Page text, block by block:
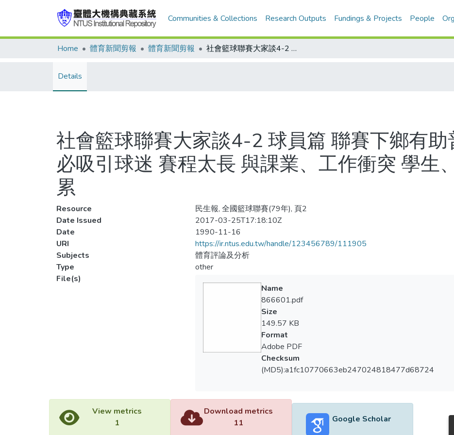
Communities & Collections Research Outputs Fundings & Projects People
Home 體育新聞剪報 體育新聞剪報 社會籃球聯賽大家談4-2 球員篇 聯賽下鄉有助普及籃球運動 未必吸引球迷 賽程太長 與課業、工作衝突 學生、上班族球員都喊累
Details
社會籃球聯賽大家談4-2 球員篇 聯賽下鄉有
必吸引球迷 賽程太長 與課業、工作衝突 學生
累
Resource
民生報, 全國籃球聯賽(79年), 頁2
Date Issued
2017-03-25T17:18:10Z
Date
1990-11-16
URI
https://ir.ntus.edu.tw/handle/123456789/111905
Subjects
體育評論及分析
Type
other
File(s)
Name
866601.pdf
Size
149.57 KB
Format
Adobe PDF
Checksum
(MD5):a1fc10770663eb247024818477d68724
View metrics
1
Download metrics
11
Google Scholar